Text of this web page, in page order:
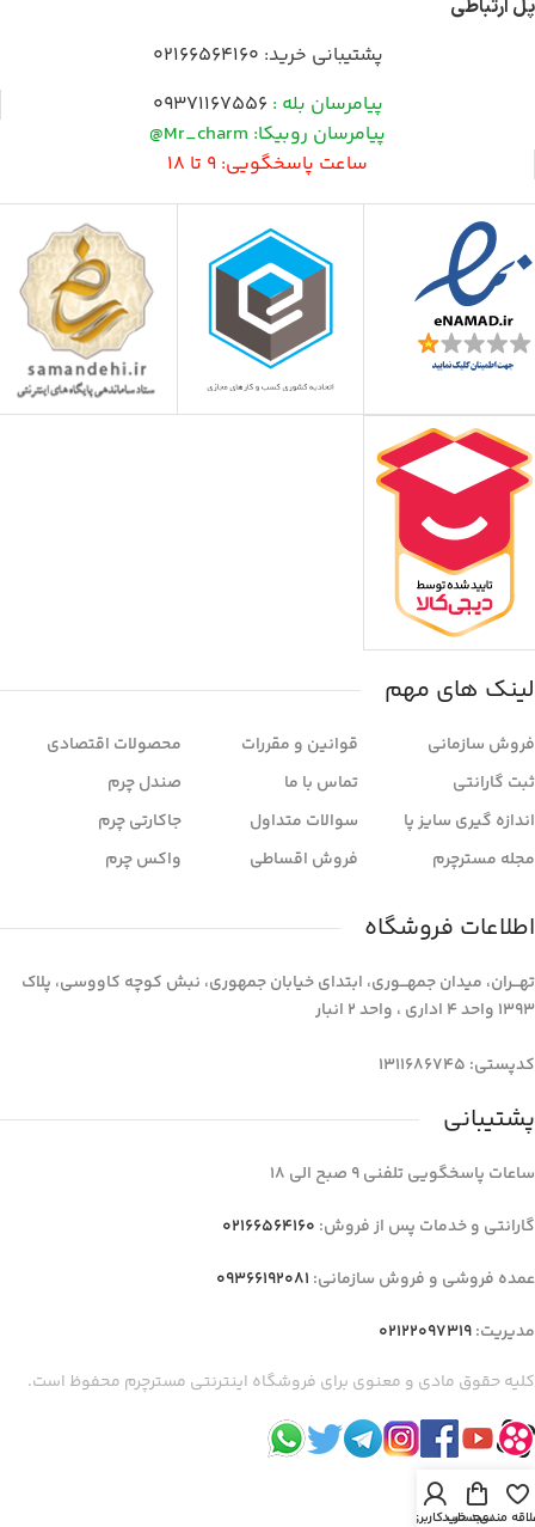
پل ارتباطی
پشتیبانی خرید: 02166564160
پیامرسان بله : 09371167556
پیامرسان روبیکا: Mr_charm@
ساعت پاسخگویی: 9 تا 18
لینک های مهم
فروش سازمانی
ثبت گارانتی
اندازه گیری سایز پا
مجله مسترچرم
قوانین و مقررات
تماس با ما
سوالات متداول
فروش اقساطی
محصولات اقتصادی
صندل چرم
جاکارتی چرم
واکس چرم
اطلاعات فروشگاه
تهـــران، میدان جمهـــوری، ابتدای خیابان جمهوری، نبش کوچه کاووسی، پلاک
1393 واحد 4 اداری ، واحد 2 انبار
کدپستی: 1311686745
پشتیبانی
ساعات پاسخگویی تلفنی 9 صبح الی 18
گارانتی و خدمات پس از فروش: 02166564160
عمده فروشی و فروش سازمانی: 09366192081
مدیریت:02122097319
کلیه حقوق مادی و معنوی برای فروشگاه اینترنتی مسترچرم محفوظ است.
مندیسبد خرید
حساب کاربری من